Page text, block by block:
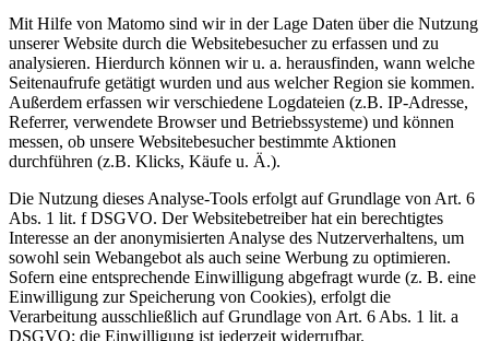
Mit Hilfe von Matomo sind wir in der Lage Daten über die Nutzung
unserer Website durch die Websitebesucher zu erfassen und zu
analysieren. Hierdurch können wir u. a. herausfinden, wann welche
Seitenaufrufe getätigt wurden und aus welcher Region sie kommen.
Außerdem erfassen wir verschiedene Logdateien (z.B. IP-Adresse,
Referrer, verwendete Browser und Betriebssysteme) und können
messen, ob unsere Websitebesucher bestimmte Aktionen
durchführen (z.B. Klicks, Käufe u. Ä.).
Die Nutzung dieses Analyse-Tools erfolgt auf Grundlage von Art. 6
Abs. 1 lit. f DSGVO. Der Websitebetreiber hat ein berechtigtes
Interesse an der anonymisierten Analyse des Nutzerverhaltens, um
sowohl sein Webangebot als auch seine Werbung zu optimieren.
Sofern eine entsprechende Einwilligung abgefragt wurde (z. B. eine
Einwilligung zur Speicherung von Cookies), erfolgt die
Verarbeitung ausschließlich auf Grundlage von Art. 6 Abs. 1 lit. a
DSGVO; die Einwilligung ist jederzeit widerrufbar.